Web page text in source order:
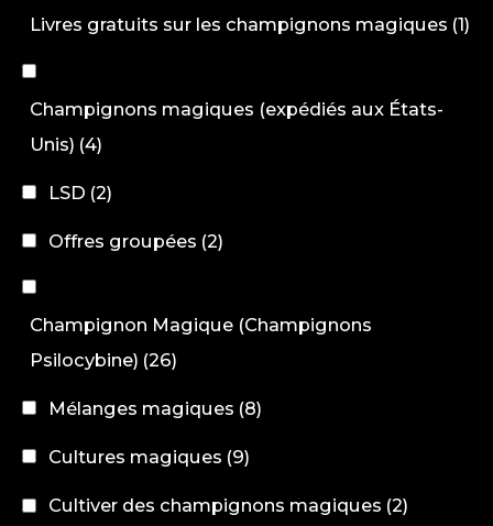
Livres gratuits sur les champignons magiques (1)
Champignons magiques (expédiés aux États-
Unis) (4)
LSD (2)
Offres groupées (2)
Champignon Magique (Champignons
Psilocybine) (26)
Mélanges magiques (8)
Cultures magiques (9)
Cultiver des champignons magiques (2)